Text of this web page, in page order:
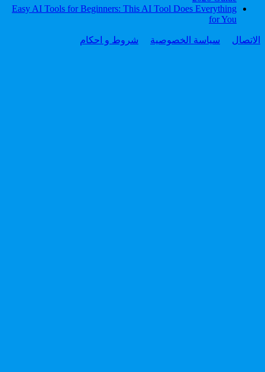
Easy AI Tools for Beginners: This AI Tool Does Everything
for You
الاتصال سياسة الخصوصية شروط و احكام